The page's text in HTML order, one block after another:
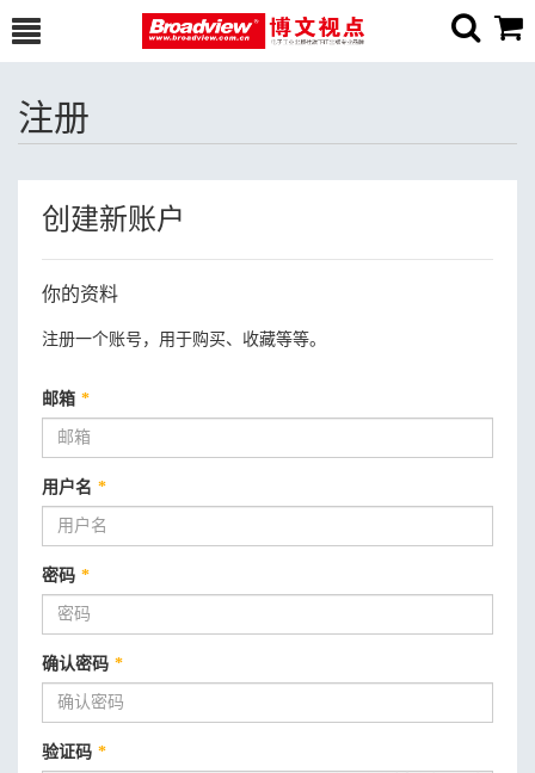
注册
创建新账户
你的资料
注册一个账号，用于购买、收藏等等。
邮箱 *
用户名 *
密码 *
确认密码 *
验证码 *